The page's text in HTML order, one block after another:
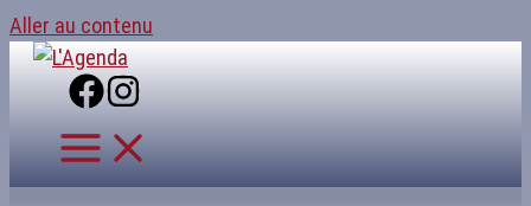
Aller au contenu